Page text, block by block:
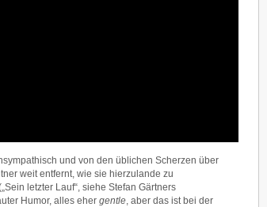
und von den üblichen Scherzen über
weit entfernt, wie sie hierzulande zu
letzter Lauf“, siehe Stefan Gärtners
Humor, alles eher gentle, aber das ist bei der